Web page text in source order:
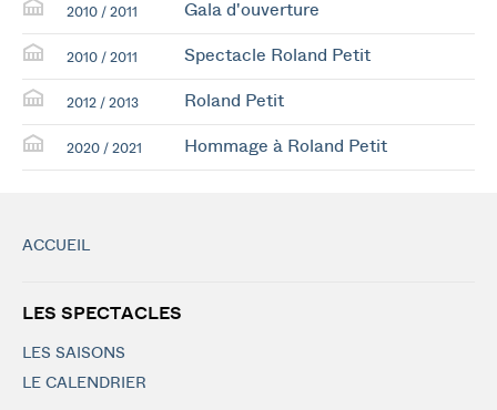
2010 / 2011 Gala d'ouverture
2010 / 2011 Spectacle Roland Petit
2012 / 2013 Roland Petit
2020 / 2021 Hommage à Roland Petit
ACCUEIL
LES SPECTACLES
LES SAISONS
LE CALENDRIER